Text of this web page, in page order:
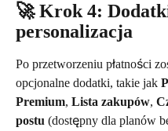
🚀 Krok 4:
personalizacja
Po przetworzeniu płatności
opcjonalne dodatki, takie jak
Premium, Lista zakupów,
postu (dostępny dla planów